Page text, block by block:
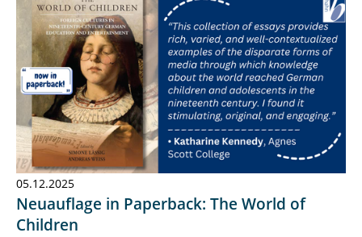
05.12.2025
Neuauflage in Paperback: The World of
Children